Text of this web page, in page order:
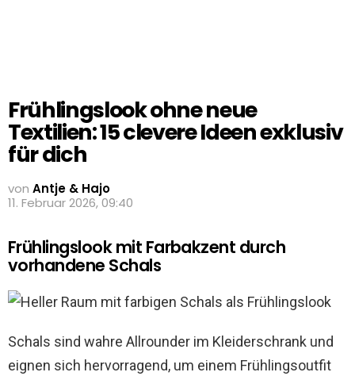
Frühlingslook ohne neue
Textilien: 15 clevere Ideen exklusiv
für dich
von Antje & Hajo
11. Februar 2026, 09:40
Frühlingslook mit Farbakzent durch
vorhandene Schals
Schals sind wahre Allrounder im Kleiderschrank und
eignen sich hervorragend, um einem Frühlingsoutfit